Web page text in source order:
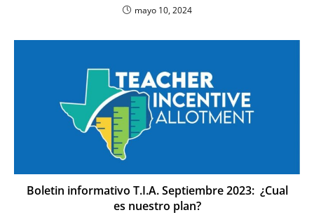
mayo 10, 2024
Boletin informativo T.I.A. Septiembre 2023: ¿Cual
es nuestro plan?